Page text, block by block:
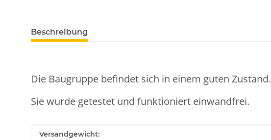
weitere Registerkarten anzeigen
Beschreibung
Die Baugruppe befindet sich in einem guten Zustand.
Sie wurde getestet und funktioniert einwandfrei.
Produkteigenschaft
Wert
Versandgewicht: